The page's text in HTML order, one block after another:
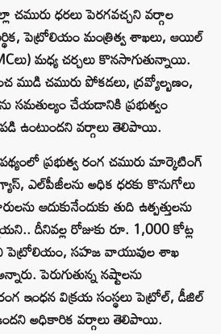
ధరలు పెరగవచ్చని వర్గాల
పెట్రోలియం మంత్రిత్వ శాఖలు, ఆయిల్
మధ్య చర్చలు కొనసాగుతున్నాయి.
ముడి చమురు పోకడలు, ద్రవ్యోల్బణం,
సమతుల్యం చేయడానికి ప్రభుత్వం
ఉంటుందని వర్గాలు తెలిపాయి.
ప్రభుత్వ రంగ చమురు మార్కెటింగ్
ఎల్‌పీజీలను అధిక ధరకు కొనుగోలు
ఆదుకునేందుకు తుది ఉత్పత్తులను
దీనివల్ల రోజుకు రూ. 1,000 కోట్ల
పెట్రోలియం, సహజ వాయువుల శాఖ
పెరుగుతున్న నష్టాలను
ఇంధన విక్రయ సంస్థలు పెట్రోల్, డీజిల్
అధికారిక వర్గాలు తెలిపాయి.